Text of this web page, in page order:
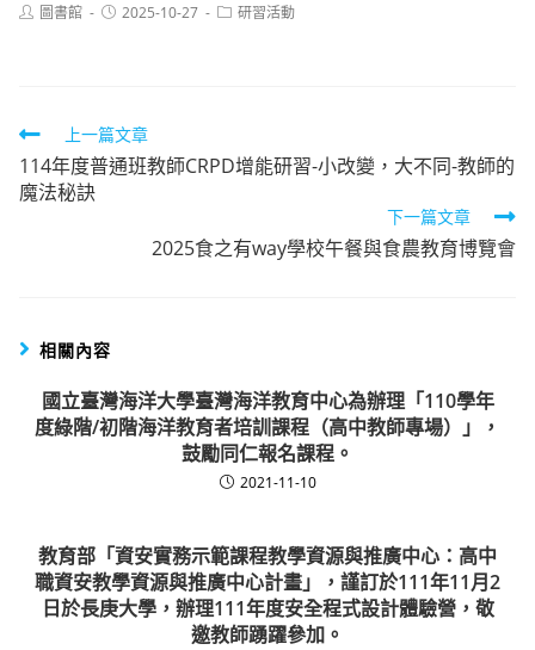
Post圖書館
Post2025-10-27
Post研習活動
Read
more
articles
上一篇文章
114年度普通班教師CRPD增能研習-小改變，大不同-教師的
魔法秘訣
下一篇文章
2025食之有way學校午餐與食農教育博覽會
相關內容
國立臺灣海洋大學臺灣海洋教育中心為辦理「110學年
度綠階/初階海洋教育者培訓課程（高中教師專場）」，
鼓勵同仁報名課程。
2021-11-10
教育部「資安實務示範課程教學資源與推廣中心：高中
職資安教學資源與推廣中心計畫」，謹訂於111年11月2
日於長庚大學，辦理111年度安全程式設計體驗營，敬
邀教師踴躍參加。